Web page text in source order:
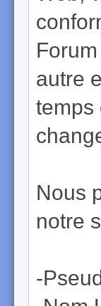
autre
temps
Nous
notre
-